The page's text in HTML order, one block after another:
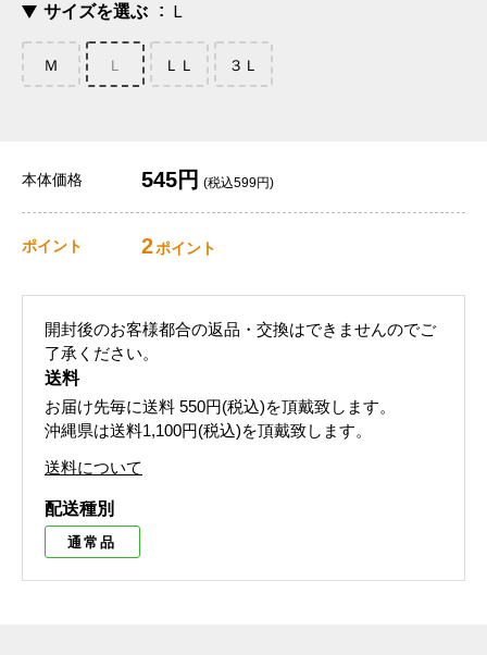
サイズを選ぶ Ｌ
Ｍ Ｌ ＬＬ ３Ｌ
本体価格 545円 (税込599円)
ポイント 2ポイント
開封後のお客様都合の返品・交換はできませんのでご
了承ください。
送料
お届け先毎に送料 550円(税込)を頂戴致します。
沖縄県は送料1,100円(税込)を頂戴致します。
送料について
配送種別
通常品